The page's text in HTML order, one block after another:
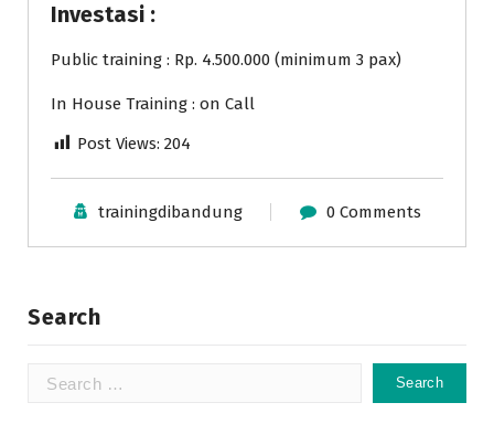
Investasi :
Public training : Rp. 4.500.000 (minimum 3 pax)
In House Training : on Call
Post Views: 204
trainingdibandung 0 Comments
Search
Search